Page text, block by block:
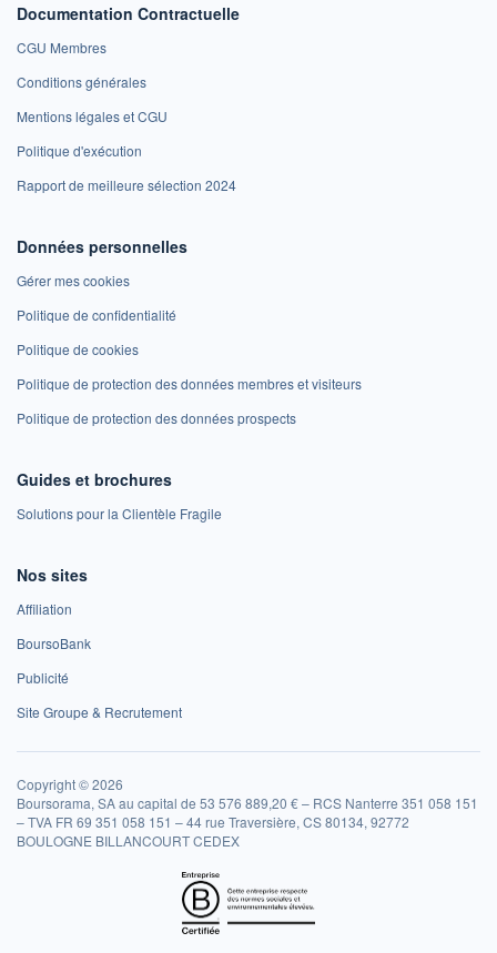
Documentation Contractuelle
CGU Membres
Conditions générales
Mentions légales et CGU
Politique d'exécution
Rapport de meilleure sélection 2024
Données personnelles
Gérer mes cookies
Politique de confidentialité
Politique de cookies
Politique de protection des données membres et visiteurs
Politique de protection des données prospects
Guides et brochures
Solutions pour la Clientèle Fragile
Nos sites
Affiliation
BoursoBank
Publicité
Site Groupe & Recrutement
Copyright © 2026
Boursorama, SA au capital de 53 576 889,20 € – RCS Nanterre 351 058 151
– TVA FR 69 351 058 151 – 44 rue Traversière, CS 80134, 92772
BOULOGNE BILLANCOURT CEDEX